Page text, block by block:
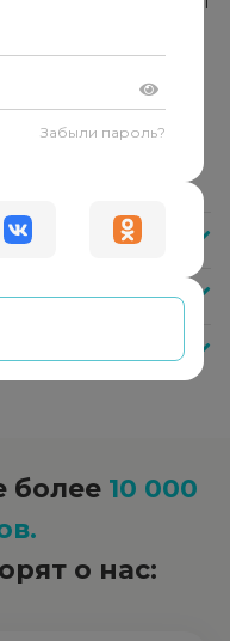
указывает
а помогает
и решения.
к себе, своим
опору.
с любыми
психолога?
что делать?
более 10 000
о нас:
Забыли пароль?